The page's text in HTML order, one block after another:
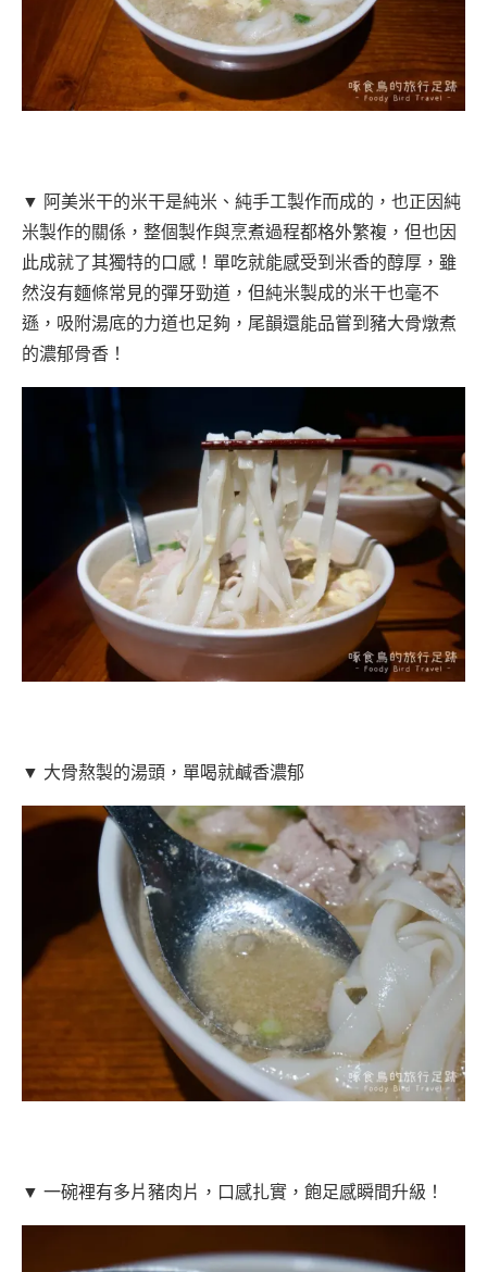
▼ 阿美米干的米干是純米、純手工製作而成的，也正因純
米製作的關係，整個製作與烹煮過程都格外繁複，但也因
此成就了其獨特的口感！單吃就能感受到米香的醇厚，雖
然沒有麵條常見的彈牙勁道，但純米製成的米干也毫不
遜，吸附湯底的力道也足夠，尾韻還能品嘗到豬大骨燉煮
的濃郁骨香！
▼ 大骨熬製的湯頭，單喝就鹹香濃郁
▼ 一碗裡有多片豬肉片，口感扎實，飽足感瞬間升級！